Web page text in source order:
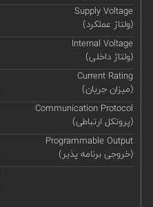
Supply Voltage
(ولتاژ عملکرد)
Internal Voltage
(ولتاژ داخلی)
Current Rating
(میزان جریان)
Communication Protocol
(پروتکل ارتباطی)
Programmable Output
(خروجی برنامه پذیر)